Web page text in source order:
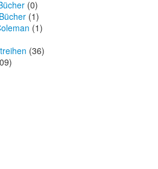
(0)
(1)
(1)
(36)